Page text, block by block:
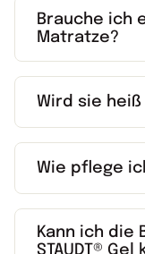
Brauche ich
Matratze?
Wird sie heiß
Wie pflege
Kann ich die
STAUDT®